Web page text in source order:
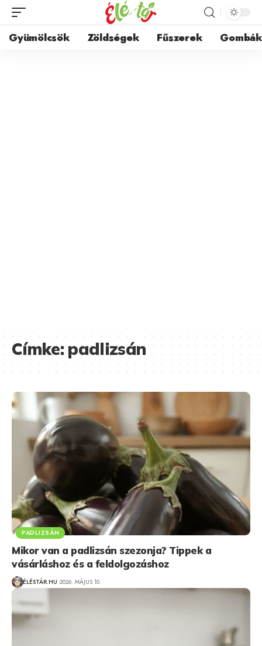
Gyümölcsök Zöldségek Fűszerek Gombák
Címke:padlizsán
PADLIZSÁN
Mikor van a padlizsán szezonja? Tippek a
vásárláshoz és a feldolgozáshoz
ÉLÉSTÁR.HU 2026. MÁJUS 10.